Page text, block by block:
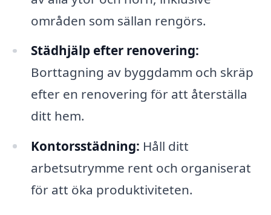
områden som sällan rengörs.
Städhjälp efter renovering:
Borttagning av byggdamm och skräp
efter en renovering för att återställa
ditt hem.
Kontorsstädning: Håll ditt
arbetsutrymme rent och organiserat
för att öka produktiviteten.